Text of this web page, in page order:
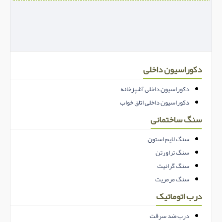
دکوراسیون داخلی
دکوراسیون داخلی آشپزخانه
دکوراسیون داخلی اتاق خواب
سنگ ساختمانی
سنگ لایم استون
سنگ تراورتن
سنگ گرانیت
سنگ مرمریت
درب اتوماتیک
درب ضد سرقت